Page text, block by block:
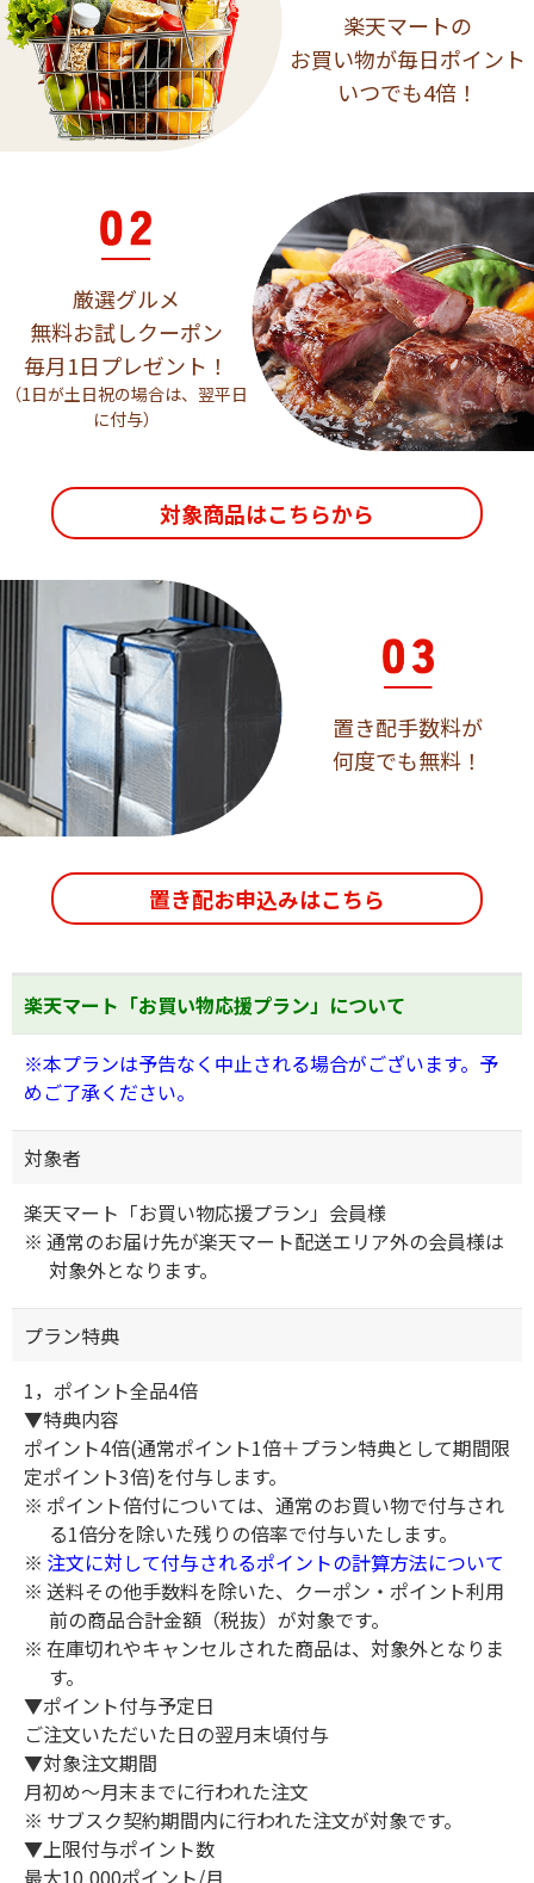
楽天マートの
お買い物が毎日ポイント
いつでも4倍！
厳選グルメ
無料お試しクーポン
毎月1日プレゼント！
（1日が土日祝の場合は、翌平日
に付与）
対象商品はこちらから
置き配手数料が
何度でも無料！
置き配お申込みはこちら
楽天マート「お買い物応援プラン」について
※本プランは予告なく中止される場合がございます。予
めご了承ください。
対象者
楽天マート「お買い物応援プラン」会員様
通常のお届け先が楽天マート配送エリア外の会員様は
対象外となります。
プラン特典
1，ポイント全品4倍
▼特典内容
ポイント4倍(通常ポイント1倍＋プラン特典として期間限
定ポイント3倍)を付与します。
ポイント倍付については、通常のお買い物で付与され
る1倍分を除いた残りの倍率で付与いたします。
注文に対して付与されるポイントの計算方法について
送料その他手数料を除いた、クーポン・ポイント利用
前の商品合計金額（税抜）が対象です。
在庫切れやキャンセルされた商品は、対象外となりま
す。
▼ポイント付与予定日
ご注文いただいた日の翌月末頃付与
▼対象注文期間
月初め～月末までに行われた注文
サブスク契約期間内に行われた注文が対象です。
▼上限付与ポイント数